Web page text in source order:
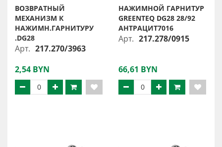
ВОЗВРАТНЫЙ
МЕХАНИЗМ К
НАЖИМН.ГАРНИТУРУ
.DG28
Арт. 217.270/3963
2,54 BYN
НАЖИМНОЙ ГАРНИТУР
GREENTEQ DG28 28/92
АНТРАЦИТ7016
Арт. 217.278/0915
66,61 BYN